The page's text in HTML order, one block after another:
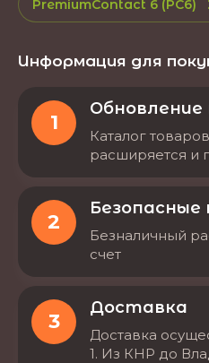
PremiumContact 6 (PC6)
Информация для
1
Каталог
расширяется и
2
Безналичный
счет
3
Доставка
Доставка
1. Из КНР до